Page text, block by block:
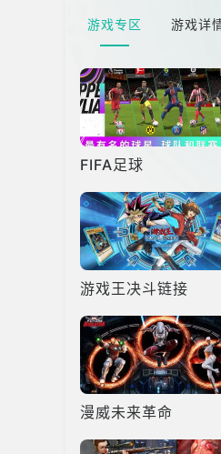
游戏专区 游戏详
FIFA足球
游戏王决斗链接
漫威未来革命